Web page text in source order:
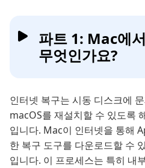
파트 1: Mac에
무엇인가요?
인터넷 복구는 시동 디스크에
macOS를 재설치할 수 있도록
입니다. Mac이 인터넷을 통해
한 복구 도구를 다운로드할 수
입니다. 이 프로세스는 특히 내